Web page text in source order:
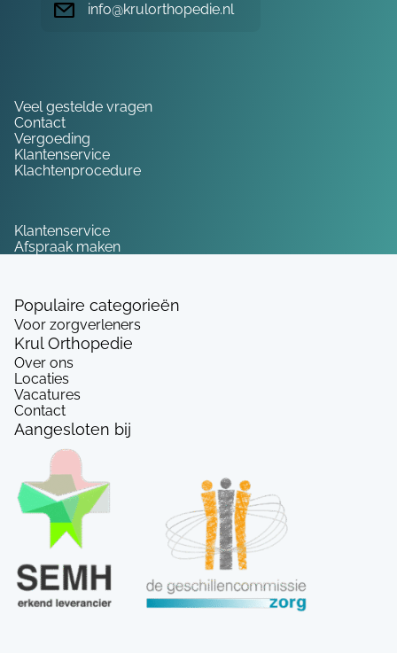
info@krulorthopedie.nl
Veel gestelde vragen
Contact
Vergoeding
Klantenservice
Klachtenprocedure
Klantenservice
Afspraak maken
Populaire categorieën
Voor zorgverleners
Krul Orthopedie
Over ons
Locaties
Vacatures
Contact
Aangesloten bij